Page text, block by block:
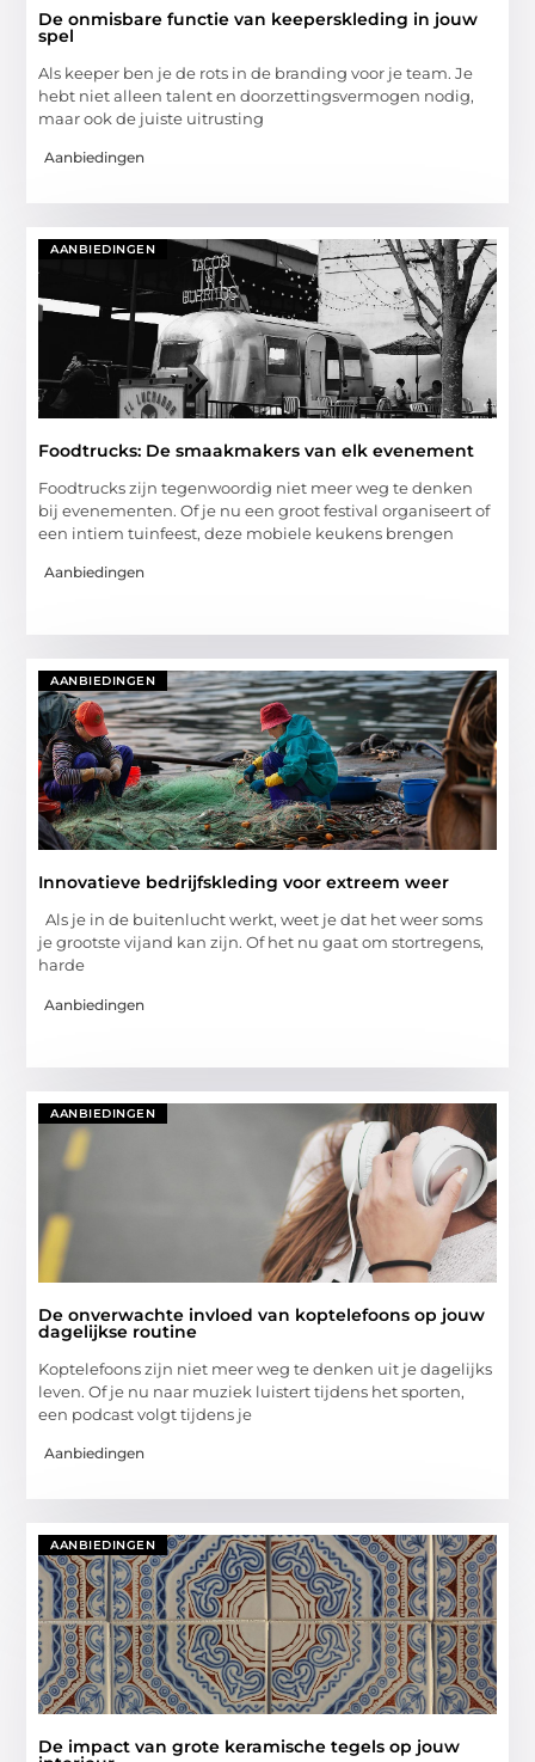
De onmisbare functie van keeperskleding in jouw
spel
Als keeper ben je de rots in de branding voor je team. Je
hebt niet alleen talent en doorzettingsvermogen nodig,
maar ook de juiste uitrusting
Aanbiedingen
AANBIEDINGEN
Foodtrucks: De smaakmakers van elk evenement
Foodtrucks zijn tegenwoordig niet meer weg te denken
bij evenementen. Of je nu een groot festival organiseert of
een intiem tuinfeest, deze mobiele keukens brengen
Aanbiedingen
AANBIEDINGEN
Innovatieve bedrijfskleding voor extreem weer
Als je in de buitenlucht werkt, weet je dat het weer soms
je grootste vijand kan zijn. Of het nu gaat om stortregens,
harde
Aanbiedingen
AANBIEDINGEN
De onverwachte invloed van koptelefoons op jouw
dagelijkse routine
Koptelefoons zijn niet meer weg te denken uit je dagelijks
leven. Of je nu naar muziek luistert tijdens het sporten,
een podcast volgt tijdens je
Aanbiedingen
AANBIEDINGEN
De impact van grote keramische tegels op jouw